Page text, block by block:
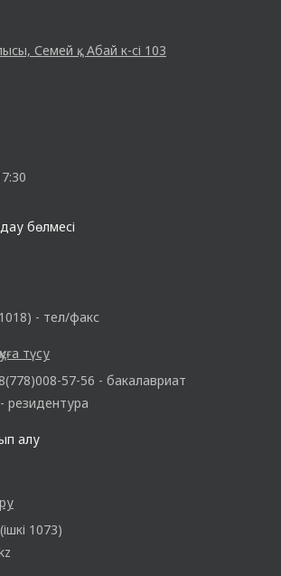
Семей қ., Абай к-сі 103
бөлмесі
- тел/факс
түсу
57-56 - бакалавриат
резидентура
алу
1073)